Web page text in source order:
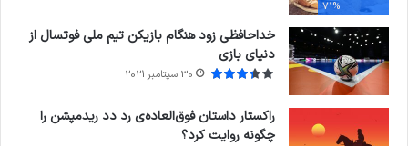
71%
خداحافظی زود هنگام بازیکن تیم ملی فوتسال از
دنیای بازی
30 سپتامبر 2021
راکستار داستان فوق‌العاده‌ی رد دد ریدمپشن را
چگونه روایت کرد؟